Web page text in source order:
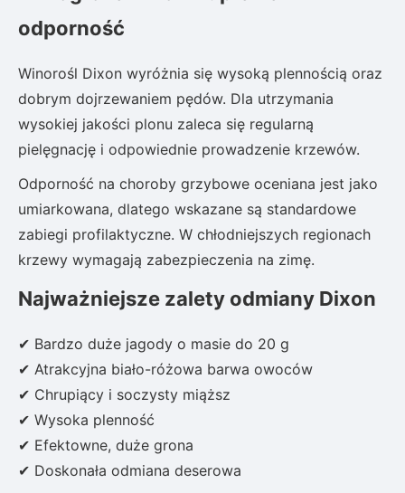
odporność
Winorośl Dixon wyróżnia się wysoką plennością oraz
dobrym dojrzewaniem pędów. Dla utrzymania
wysokiej jakości plonu zaleca się regularną
pielęgnację i odpowiednie prowadzenie krzewów.
Odporność na choroby grzybowe oceniana jest jako
umiarkowana, dlatego wskazane są standardowe
zabiegi profilaktyczne. W chłodniejszych regionach
krzewy wymagają zabezpieczenia na zimę.
Najważniejsze zalety odmiany Dixon
✔ Bardzo duże jagody o masie do 20 g
✔ Atrakcyjna biało-różowa barwa owoców
✔ Chrupiący i soczysty miąższ
✔ Wysoka plenność
✔ Efektowne, duże grona
✔ Doskonała odmiana deserowa